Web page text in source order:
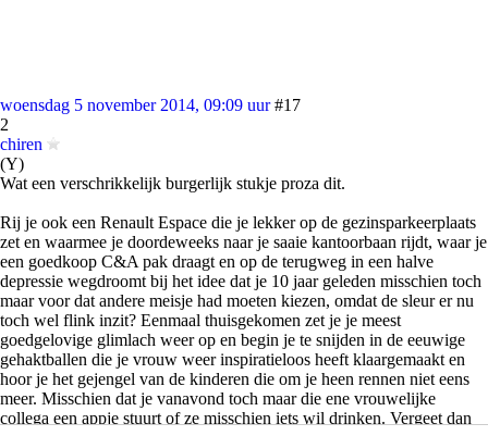
woensdag 5 november 2014, 09:09 uur #17
2
chiren
(Y)
Wat een verschrikkelijk burgerlijk stukje proza dit.
Rij je ook een Renault Espace die je lekker op de gezinsparkeerplaats
zet en waarmee je doordeweeks naar je saaie kantoorbaan rijdt, waar je
een goedkoop C&A pak draagt en op de terugweg in een halve
depressie wegdroomt bij het idee dat je 10 jaar geleden misschien toch
maar voor dat andere meisje had moeten kiezen, omdat de sleur er nu
toch wel flink inzit? Eenmaal thuisgekomen zet je je meest
goedgelovige glimlach weer op en begin je te snijden in de eeuwige
gehaktballen die je vrouw weer inspiratieloos heeft klaargemaakt en
hoor je het gejengel van de kinderen die om je heen rennen niet eens
meer. Misschien dat je vanavond toch maar die ene vrouwelijke
collega een appje stuurt of ze misschien iets wil drinken. Vergeet dan